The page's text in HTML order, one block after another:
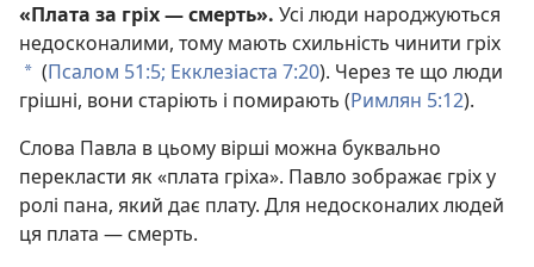
«Плата за гріх — смерть». Усі люди народжуються
недосконалими, тому мають схильність чинити гріх
a (Псалом 51:5; Екклезіаста 7:20). Через те що люди
грішні, вони старіють і помирають (Римлян 5:12).
Слова Павла в цьому вірші можна буквально
перекласти як «плата гріха». Павло зображає гріх у
ролі пана, який дає плату. Для недосконалих людей
ця плата — смерть.